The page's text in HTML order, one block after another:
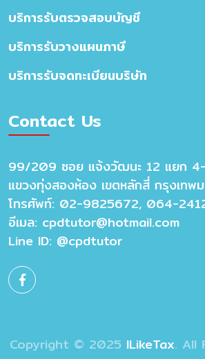
บริการรับตรวจสอบบัญชี
บริการรับวางแผนภาษี
บริการรับจดทะเบียนบริษัท
Contact Us
99/209 ซอย แจ้งวัฒนะ 12 แยก
แขวงทุ่งสองห้อง เขตหลักสี่ กรุงเทพ
โทรศัพท์: 02-9825672, 064-
อีเมล: cpdtutor@hotmail.com
Line ID: @cpdtutor
Copyright © 2025 ILikeTax. All